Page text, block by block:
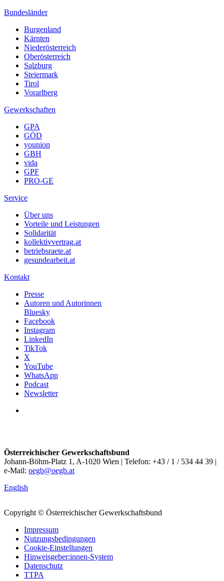
Bundesländer
Burgenland
Kärnten
Niederösterreich
Oberösterreich
Salzburg
Steiermark
Tirol
Vorarlberg
Gewerkschaften
GPA
GÖD
younion
GBH
vida
GPF
PRO-GE
Service
Über uns
Vorteile und Leistungen
Solidarität
kollektivvertrag.at
betriebsraete.at
gesundearbeit.at
Kontakt
Presse
Autoren und Autorinnen
Bluesky
Facebook
Instagram
LinkedIn
TikTok
X
YouTube
WhatsApp
Podcast
Newsletter
Österreichischer Gewerkschaftsbund
Johann-Böhm-Platz 1, A-1020 Wien | Telefon: +43 / 1 / 534 44 39 |
e-Mail: oegb@oegb.at
English
Copyright © Österreichischer Gewerkschaftsbund
Impressum
Nutzungsbedingungen
Cookie-Einstellungen
Hinweisgeber:innen-System
Datenschutz
TTPA